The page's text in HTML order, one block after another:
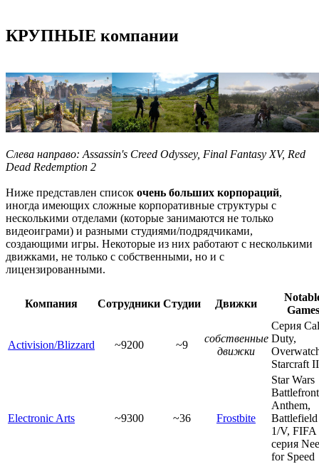
КРУПНЫЕ компании
Слева направо: Assassin's Creed Odyssey, Final Fantasy XV, Red
Dead Redemption 2
Ниже представлен список очень больших корпораций,
иногда имеющих сложные корпоративные структуры с
несколькими отделами (которые занимаются не только
видеоиграми) и разными студиями/подрядчиками,
создающими игры. Некоторые из них работают с несколькими
движками, не только с собственными, но и с
лицензированными.
Компания Сотрудники Студии Движки
Games
Activision/Blizzard ~9200 ~9
собственные
движки
Серия
Duty,
Starcraft II
Electronic Arts ~9300 ~36 Frostbite
Star Wars
Anthem,
Battlefield
1/V, FIFA
серия
for Speed